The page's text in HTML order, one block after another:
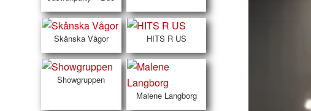
Skånska Vågor HITS R US
Showgruppen
Malene Langborg